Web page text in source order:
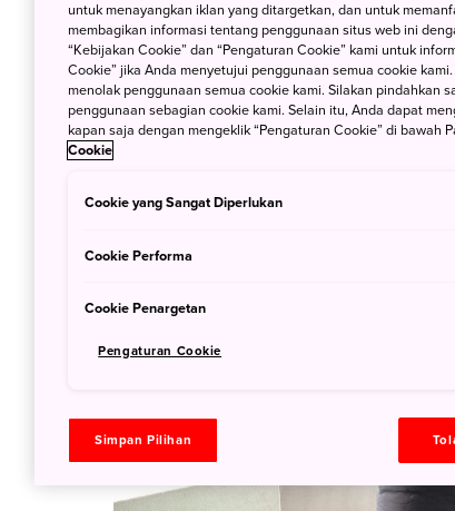
Setelah sarapan di Hotel Takagawa
menginap, kami pun menuju ke Sora
di atas awan. Bayangin kamu bisa
awan, dan ini hanya terjadi di musim
untuk menayangkan iklan yang ditargetkan, dan untuk
membagikan informasi tentang penggunaan situs web ini
“Kebijakan Cookie” dan “Pengaturan Cookie” kami untuk
Cookie” jika Anda menyetujui penggunaan semua cookie
menolak penggunaan semua cookie kami. Silakan pindahkan
penggunaan sebagian cookie kami. Selain itu, Anda dapat
kapan saja dengan mengeklik “Pengaturan Cookie” di bawah
Cookie
Cookie yang Sangat Diperlukan
Cookie Performa
Cookie Penargetan
Pengaturan Cookie
Simpan Pilihan